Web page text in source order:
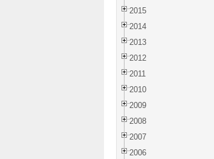
2015
2014
2013
2012
2011
2010
2009
2008
2007
2006